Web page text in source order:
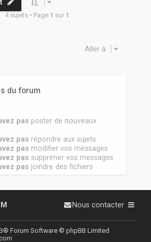
4 sujets • Page 1 sur 1
Aller à
du forum
pas poster de nouveaux
pas répondre aux sujets
pas modifier vos messages
pas supprimer vos messages
pas joindre des fichiers
Nous contacter
® Forum Software © phpBB Limited